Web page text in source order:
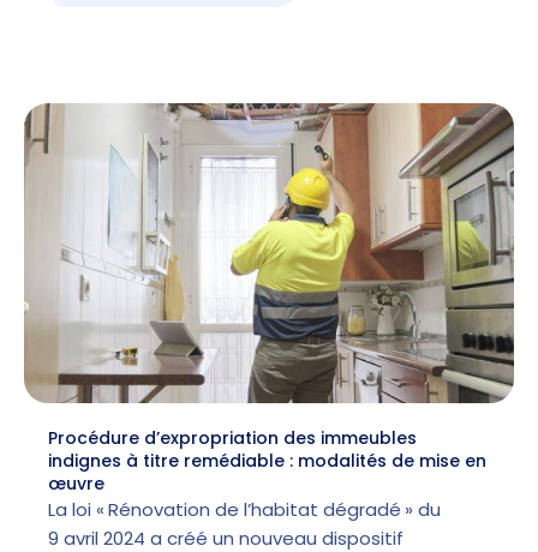
Procédure d’expropriation des immeubles
indignes à titre remédiable : modalités de mise en
œuvre
La loi « Rénovation de l’habitat dégradé » du
9 avril 2024 a créé un nouveau dispositif